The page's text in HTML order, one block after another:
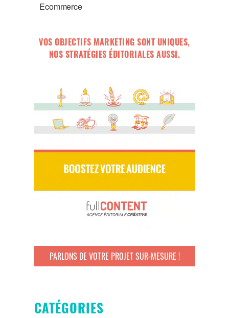
Ecommerce
VOS OBJECTIFS MARKETING SONT UNIQUES,
NOS STRATÉGIES ÉDITORIALES AUSSI.
PARLONS DE VOTRE PROJET SUR-MESURE !
CATÉGORIES